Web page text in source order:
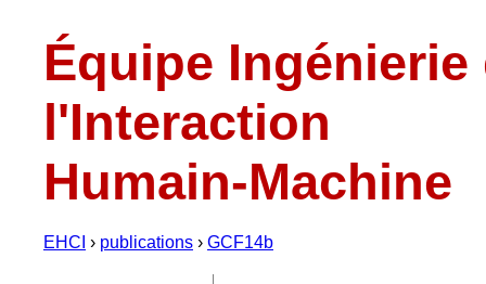
Équipe Ingénierie
l'Interaction
Humain-Machine
EHCI › publications › GCF14b